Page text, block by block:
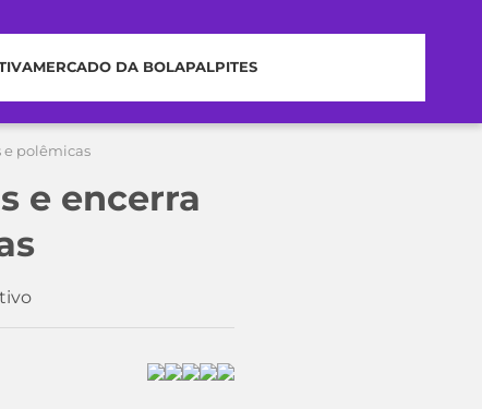
MERCADO DA BOLAPALPITES
e polêmicas
e encerra